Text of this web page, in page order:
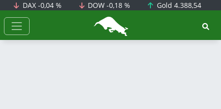
DAX -0,04 % DOW-0,18 % Gold 4.388,54
BörsenNEWS.de